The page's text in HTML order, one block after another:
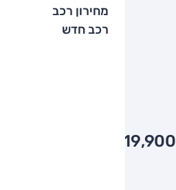
מחירון רכב
רכב חדש
619,900